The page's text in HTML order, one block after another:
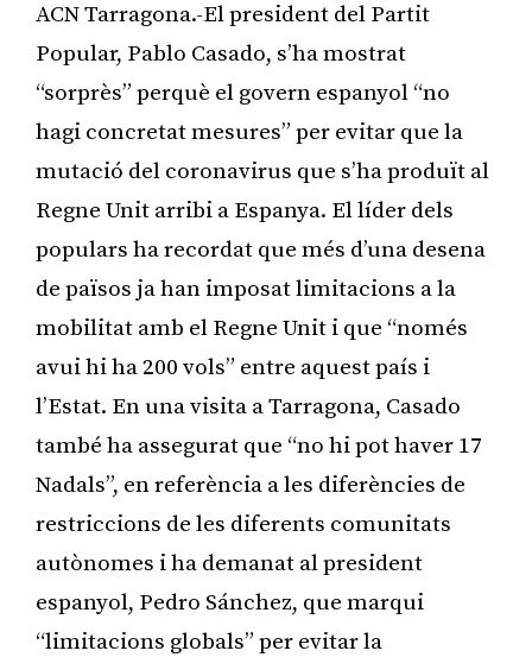
ACN Tarragona.-El president del Partit
Popular, Pablo Casado, s’ha mostrat
“sorprès” perquè el govern espanyol “no
hagi concretat mesures” per evitar que la
mutació del coronavirus que s’ha produït al
Regne Unit arribi a Espanya. El líder dels
populars ha recordat que més d’una desena
de països ja han imposat limitacions a la
mobilitat amb el Regne Unit i que “només
avui hi ha 200 vols” entre aquest país i
l’Estat. En una visita a Tarragona, Casado
també ha assegurat que “no hi pot haver 17
Nadals”, en referència a les diferències de
restriccions de les diferents comunitats
autònomes i ha demanat al president
espanyol, Pedro Sánchez, que marqui
“limitacions globals” per evitar la